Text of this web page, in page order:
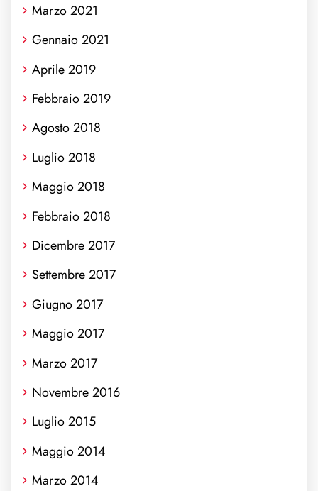
Marzo 2021
Gennaio 2021
Aprile 2019
Febbraio 2019
Agosto 2018
Luglio 2018
Maggio 2018
Febbraio 2018
Dicembre 2017
Settembre 2017
Giugno 2017
Maggio 2017
Marzo 2017
Novembre 2016
Luglio 2015
Maggio 2014
Marzo 2014